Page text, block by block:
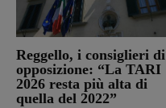
Reggello, i consiglieri di
opposizione: “La TARI
2026 resta più alta di
quella del 2022”